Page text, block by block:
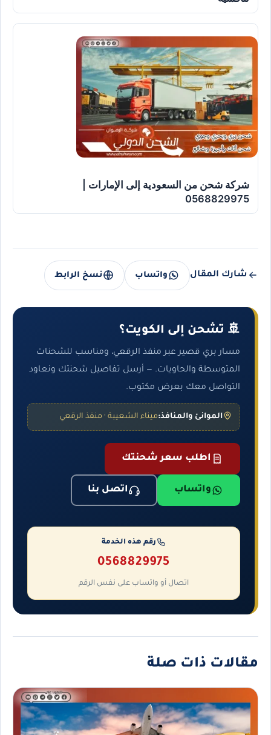
شركة شحن من السعودية إلى الإمارات |
0568829975
شارك المقال واتساب نسخ الرابط
🚢 تشحن إلى الكويت؟
مسار بري قصير عبر منفذ الرقعي، ومناسب للشحنات
المتوسطة والحاويات. — أرسل تفاصيل شحنتك ونعاود
التواصل معك بعرض مكتوب.
الموانئ والمنافذ:ميناء الشعيبة · منفذ الرقعي
اطلب سعر شحنتك
واتساب اتصل بنا
رقم هذه الخدمة
0568829975
اتصال أو واتساب على نفس الرقم
مقالات ذات صلة